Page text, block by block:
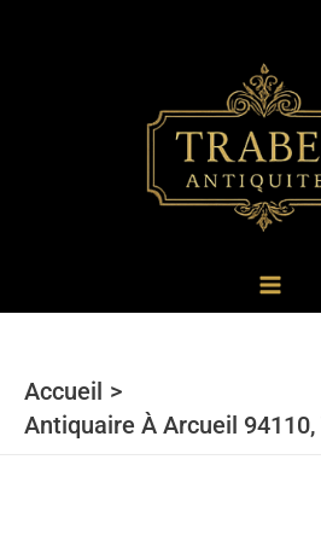
Accueil
Antiquaire À Arcueil 94110,